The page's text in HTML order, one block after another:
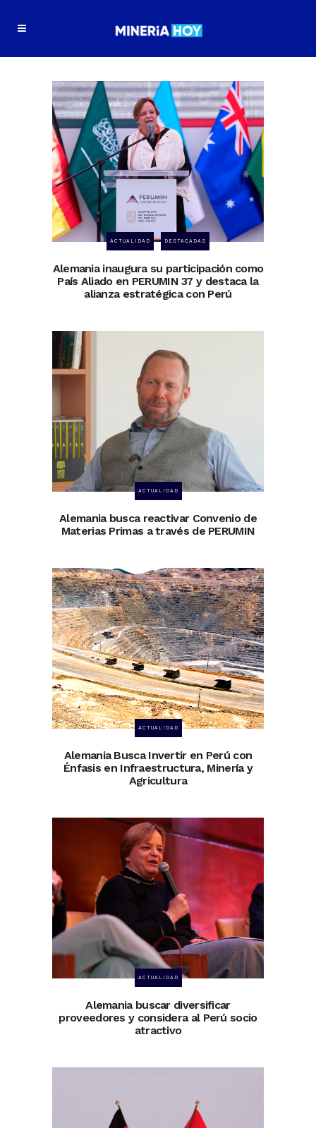
ACTUALIDAD DESTACADAS
Alemania inaugura su participación como
País Aliado en PERUMIN 37 y destaca la
alianza estratégica con Perú
ACTUALIDAD
Alemania busca reactivar Convenio de
Materias Primas a través de PERUMIN
ACTUALIDAD
Alemania Busca Invertir en Perú con
Énfasis en Infraestructura, Minería y
Agricultura
ACTUALIDAD
Alemania buscar diversificar
proveedores y considera al Perú socio
atractivo